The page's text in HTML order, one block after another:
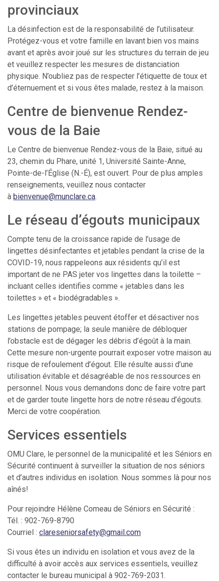
provinciaux
La désinfection est de la responsabilité de l’utilisateur.
Protégez-vous et votre famille en lavant bien vos mains
avant et après avoir joué sur les structures du terrain de jeu
et veuillez respecter les mesures de distanciation
physique. N’oubliez pas de respecter l’étiquette de toux et
d’éternuement et si vous êtes malade, restez à la maison.
Centre de bienvenue Rendez-
vous de la Baie
Le Centre de bienvenue Rendez-vous de la Baie, situé au
23, chemin du Phare, unité 1, Université Sainte-Anne,
Pointe-de-l’Église (N.-É), est ouvert. Pour de plus amples
renseignements, veuillez nous contacter
à bienvenue@munclare.ca.
Le réseau d’égouts municipaux
Compte tenu de la croissance rapide de l’usage de
lingettes désinfectantes et jetables pendant la crise de la
COVID-19, nous rappeleons aux résidents qu’il est
important de ne PAS jeter vos lingettes dans la toilette –
incluant celles identifies comme « jetables dans les
toilettes » et « biodégradables ».
Les lingettes jetables peuvent étoffer et désactiver nos
stations de pompage; la seule manière de débloquer
l’obstacle est de dégager les débris d’égoût à la main.
Cette mesure non-urgente pourrait exposer votre maison au
risque de refoulement d’égout. Elle résulte aussi d’une
utilisation évitable et désagréable de nos ressources en
personnel. Nous vous demandons donc de faire votre part
et de garder toute lingette hors de notre réseau d’égouts.
Merci de votre coopération.
Services essentiels
OMU Clare, le personnel de la municipalité et les Séniors en
Sécurité continuent à surveiller la situation de nos séniors
et d’autres individus en isolation. Nous sommes là pour nos
aînés!
Pour rejoindre Hélène Comeau de Séniors en Sécurité :
Tél. : 902-769-8790
Courriel : clareseniorsafety@gmail.com
Si vous êtes un individu en isolation et vous avez de la
difficulté à avoir accès aux services essentiels, veuillez
contacter le bureau municipal à 902-769-2031.